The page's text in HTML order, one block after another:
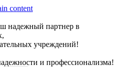
content
надежный партнер в
учреждений!
и профессионализма!